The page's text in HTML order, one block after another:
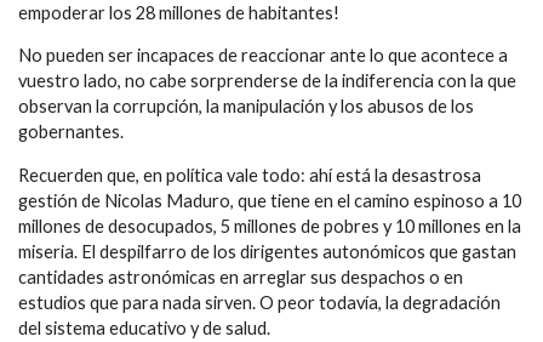
empoderar los 28 millones de habitantes!
No pueden ser incapaces de reaccionar ante lo que acontece a
vuestro lado, no cabe sorprenderse de la indiferencia con la que
observan la corrupción, la manipulación y los abusos de los
gobernantes.
Recuerden que, en política vale todo: ahí está la desastrosa
gestión de Nicolas Maduro, que tiene en el camino espinoso a 10
millones de desocupados, 5 millones de pobres y 10 millones en la
miseria. El despilfarro de los dirigentes autonómicos que gastan
cantidades astronómicas en arreglar sus despachos o en
estudios que para nada sirven. O peor todavía, la degradación
del sistema educativo y de salud.